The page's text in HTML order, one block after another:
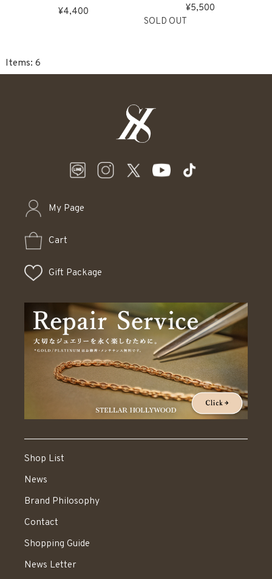
4,400 5,500
SOLD OUT
6
My Page
Cart
Gift Package
Shop List
News
Brand Philosophy
Contact
Shopping Guide
News Letter